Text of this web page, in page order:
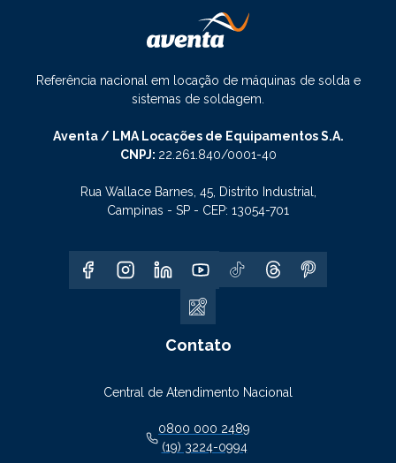
Referência nacional em locação de máquinas de solda e
sistemas de soldagem.
Aventa / LMA Locações de Equipamentos S.A.
CNPJ: 22.261.840/0001-40
Rua Wallace Barnes, 45, Distrito Industrial,
Campinas - SP - CEP: 13054-701
Contato
Central de Atendimento Nacional
0800 000 2489
(19) 3224-0994